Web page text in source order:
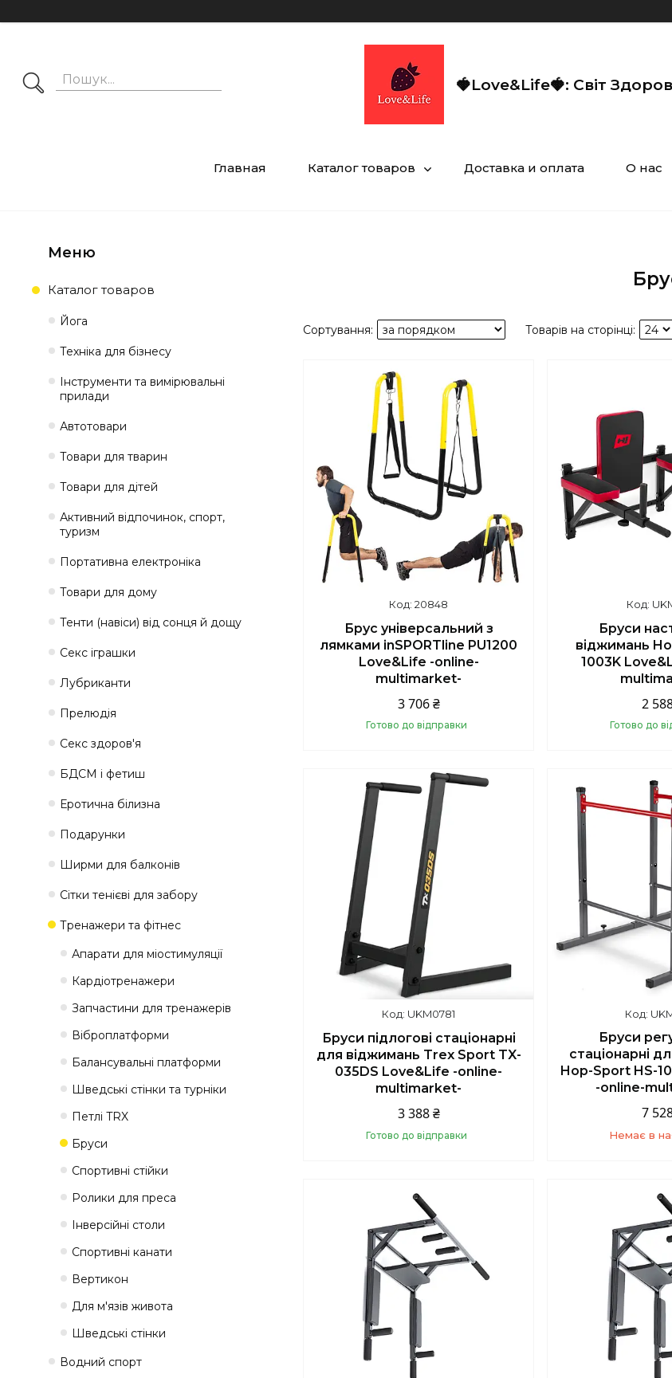
🍓Love&Life🍓: Світ
Главная Каталог товаров Доставка и оплата О нас
20848
Брус універсальний з
лямками inSPORTline PU1200
Love&Life -online-
multimarket-
3 706 ₴
Готово до відправки
Купити
Бруси
віджимань
1003K
2
Готово до
UKM0781
Бруси підлогові стаціонарні
для віджимань Trex Sport TX-
035DS Love&Life -online-
multimarket-
3 388 ₴
Готово до відправки
Бруси
стаціонарні
Hop-Sport HS-
-online-
7
Немає в
+380 (67)
Каталог товаров
Йога
Техніка для бізнесу
Інструменти та вимірювальні
прилади
Автотовари
Товари для тварин
Товари для дітей
Активний відпочинок, спорт,
туризм
Портативна електроніка
Товари для дому
Тенти (навіси) від сонця й дощу
Секс іграшки
Лубриканти
Прелюдія
Секс здоров'я
БДСМ і фетиш
Еротична білизна
Подарунки
Ширми для балконів
Сітки тенієві для забору
Тренажери та фітнес
Апарати для міостимуляції
Кардіотренажери
Запчастини для тренажерів
Віброплатформи
Балансувальні платформи
Шведські стінки та турніки
Петлі TRX
Бруси
Спортивні стійки
Ролики для преса
Інверсійні столи
Спортивні канати
Вертикон
Для м'язів живота
Шведські стінки
Водний спорт